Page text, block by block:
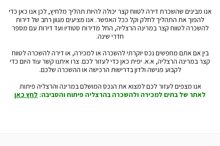
אנו מבינים שהשכרת דירה לטווח קצר יכולה להיות תהליך מלחיץ, לכן אנו כאן כדי
להפוך את התהליך לחלק וקל ככל האפשר. אנו מציעים מגוון רחב של דירות
להשכרה לטווח קצר במרינה הרצליה, החל מדירות סטודיו ועד דירות עם מספר
חדרי שינה.
בין אם אתם מחפשים נכס יוקרתי להשכרה או למכירה, או דירה להשכרה לטווח
קצר במרינה הרצליה, א.א. יפית כאן כדי לעזור לכם. צרו איתנו קשר עוד היום כדי
לקבוע פגישה ולדון בדרישות הרכישה או ההשכרה שלכם.
אנו מצפים לעזור לכם למצוא את הנכס המושלם במרינה והרצליה פיתוח.
לאתר של בתים למכירה ולהשכרה בהרצליה פיתוח והסביבה:לחץ כאן